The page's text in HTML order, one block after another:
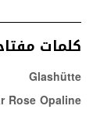
كلمات
Glashütte
Rose Opaline